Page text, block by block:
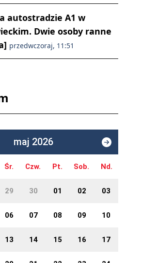
autostradzie A1 w
Dwie osoby ranne
przedwczoraj, 11:51
maj 2026
Śr. Czw. Pt. Sob. Nd.
29 30 01 02 03
06 07 08 09 10
13 14 15 16 17